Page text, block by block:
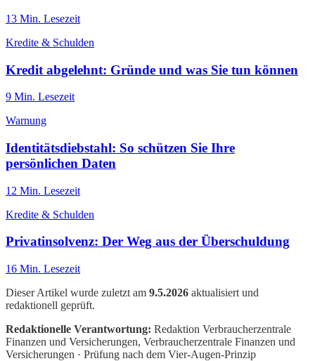
13 Min. Lesezeit
Kredite & Schulden
Kredit abgelehnt: Gründe und was Sie tun können
9 Min. Lesezeit
Warnung
Identitätsdiebstahl: So schützen Sie Ihre
persönlichen Daten
12 Min. Lesezeit
Kredite & Schulden
Privatinsolvenz: Der Weg aus der Überschuldung
16 Min. Lesezeit
Dieser Artikel wurde zuletzt am 9.5.2026 aktualisiert und
redaktionell geprüft.
Redaktionelle Verantwortung: Redaktion Verbraucherzentrale
Finanzen und Versicherungen, Verbraucherzentrale Finanzen und
Versicherungen · Prüfung nach dem Vier-Augen-Prinzip